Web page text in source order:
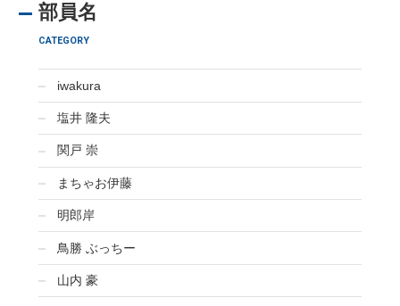
部員名
CATEGORY
iwakura
塩井 隆夫
関戸 崇
まちゃお伊藤
明郎岸
鳥勝 ぶっちー
山内 豪